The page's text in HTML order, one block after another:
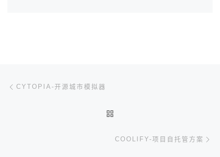
文章导航
CYTOPIA-开源城市模拟器
COOLIFY-项目自托管方案